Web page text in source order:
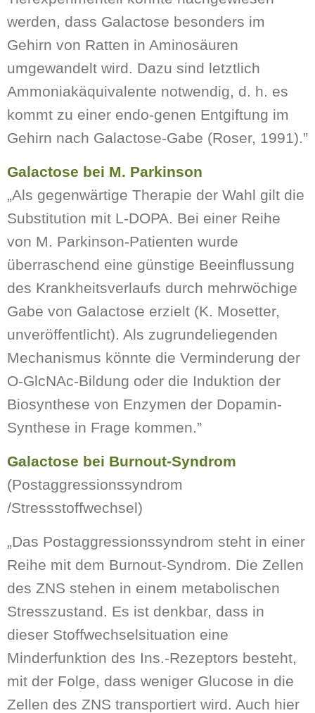
werden, dass Galactose besonders im
Gehirn von Ratten in Aminosäuren
umgewandelt wird. Dazu sind letztlich
Ammoniakäquivalente notwendig, d. h. es
kommt zu einer endo-genen Entgiftung im
Gehirn nach Galactose-Gabe (Roser, 1991).”
Galactose bei M. Parkinson
„Als gegenwärtige Therapie der Wahl gilt die
Substitution mit L-DOPA. Bei einer Reihe
von M. Parkinson-Patienten wurde
überraschend eine günstige Beeinflussung
des Krankheitsverlaufs durch mehrwöchige
Gabe von Galactose erzielt (K. Mosetter,
unveröffentlicht). Als zugrundeliegenden
Mechanismus könnte die Verminderung der
O-GlcNAc-Bildung oder die Induktion der
Biosynthese von Enzymen der Dopamin-
Synthese in Frage kommen.”
Galactose bei Burnout-Syndrom
(Postaggressionssyndrom
/Stressstoffwechsel)
„Das Postaggressionssyndrom steht in einer
Reihe mit dem Burnout-Syndrom. Die Zellen
des ZNS stehen in einem metabolischen
Stresszustand. Es ist denkbar, dass in
dieser Stoffwechselsituation eine
Minderfunktion des Ins.-Rezeptors besteht,
mit der Folge, dass weniger Glucose in die
Zellen des ZNS transportiert wird. Auch hier